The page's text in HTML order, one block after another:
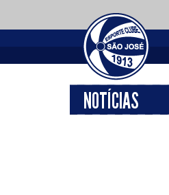
NOTÍCIAS